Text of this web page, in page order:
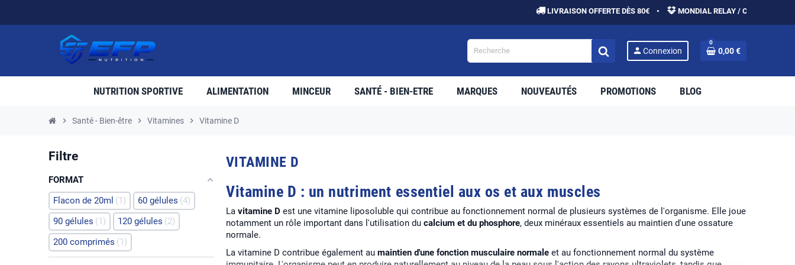
LIVRAISON OFFERTE DÈS 80€ • MONDIAL RELAY / COLISSIMO •
person Connexion
0
0,00 €
NUTRITION SPORTIVE ALIMENTATION MINCEUR SANTÉ - BIEN-ETRE MARQUES NOUVEAUTÉS PROMOTIONS BLOG
chevron_right Santé - Bien-être chevron_right Vitamines chevron_right Vitamine D
Filtre
FORMAT
Flacon de 20ml
1 60 gélules 4
90 gélules 1 120 gélules 2
200 comprimés 1
VITAMINE D
Vitamine D : un nutriment essentiel aux os et aux muscles
La vitamine D est une vitamine liposoluble qui contribue au fonctionnement normal de plusieurs systèmes de l'organisme. Elle joue
notamment un rôle important dans l'utilisation du calcium et du phosphore, deux minéraux essentiels au maintien d'une ossature
normale.
La vitamine D contribue également au maintien d'une fonction musculaire normale et au fonctionnement normal du système